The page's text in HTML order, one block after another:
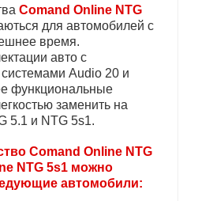
Comand Online NTG
для автомобилей с
время.
авто с
Audio 20 и
функциональные
заменить на
5.1 и NTG 5s1.
Comand Online NTG
NTG 5s1 можно
автомобили: